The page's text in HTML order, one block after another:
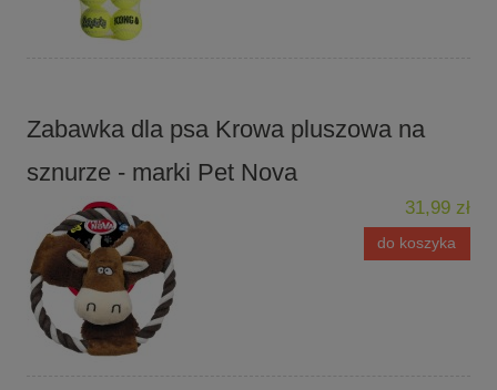
Zabawka dla psa Krowa pluszowa na
sznurze - marki Pet Nova
31,99 zł
do koszyka